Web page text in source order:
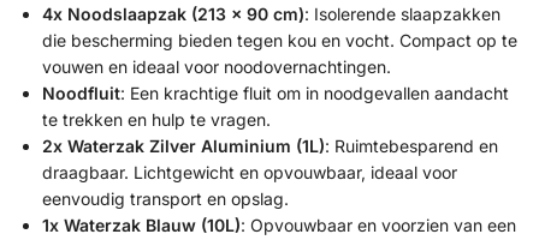
4x Noodslaapzak (213 x 90 cm): Isolerende slaapzakken
die bescherming bieden tegen kou en vocht. Compact op te
vouwen en ideaal voor noodovernachtingen.
Noodfluit: Een krachtige fluit om in noodgevallen aandacht
te trekken en hulp te vragen.
2x Waterzak Zilver Aluminium (1L): Ruimtebesparend en
draagbaar. Lichtgewicht en opvouwbaar, ideaal voor
eenvoudig transport en opslag.
1x Waterzak Blauw (10L): Opvouwbaar en voorzien van een